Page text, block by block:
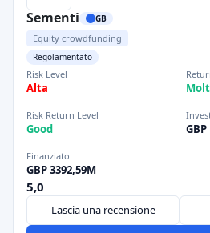
Sementi GB
Equity crowdfunding
Regolamentato
Risk Level
Alta
Risk Return Level
Good GBP
Finanziato
GBP 3392,59M
5,0
Lascia una recensione